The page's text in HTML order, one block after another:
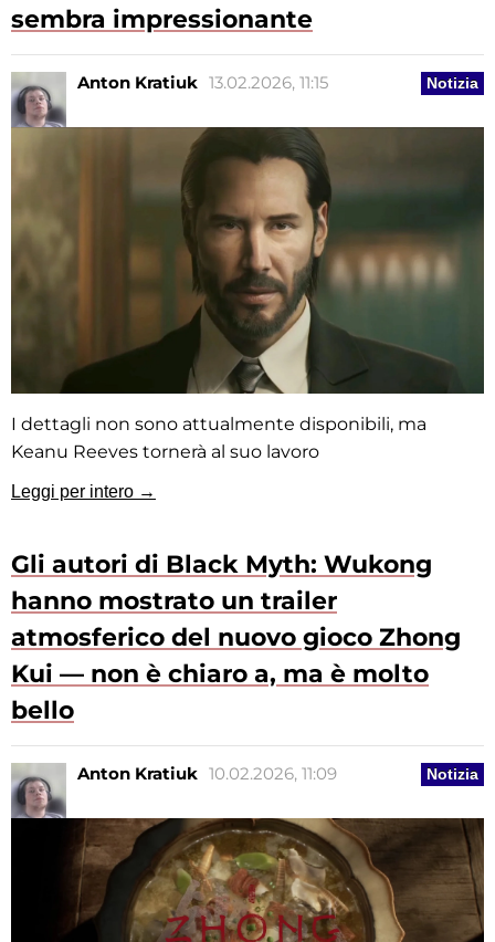
sembra impressionante
Notizia
Anton Kratiuk 13.02.2026, 11:15
I dettagli non sono attualmente disponibili, ma
Keanu Reeves tornerà al suo lavoro
Leggi per intero →
Gli autori di Black Myth: Wukong
hanno mostrato un trailer
atmosferico del nuovo gioco Zhong
Kui — non è chiaro a, ma è molto
bello
Notizia
Anton Kratiuk 10.02.2026, 11:09